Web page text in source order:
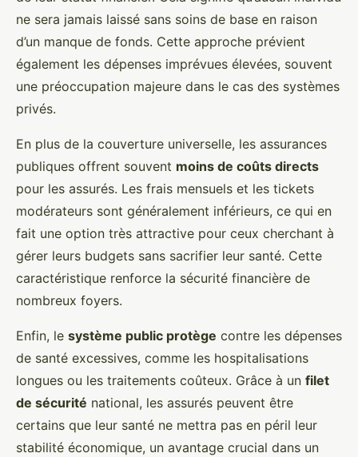
ne sera jamais laissé sans soins de base en raison
d’un manque de fonds. Cette approche prévient
également les dépenses imprévues élevées, souvent
une préoccupation majeure dans le cas des systèmes
privés.
En plus de la couverture universelle, les assurances
publiques offrent souvent moins de coûts directs
pour les assurés. Les frais mensuels et les tickets
modérateurs sont généralement inférieurs, ce qui en
fait une option très attractive pour ceux cherchant à
gérer leurs budgets sans sacrifier leur santé. Cette
caractéristique renforce la sécurité financière de
nombreux foyers.
Enfin, le système public protège contre les dépenses
de santé excessives, comme les hospitalisations
longues ou les traitements coûteux. Grâce à un filet
de sécurité national, les assurés peuvent être
certains que leur santé ne mettra pas en péril leur
stabilité économique, un avantage crucial dans un